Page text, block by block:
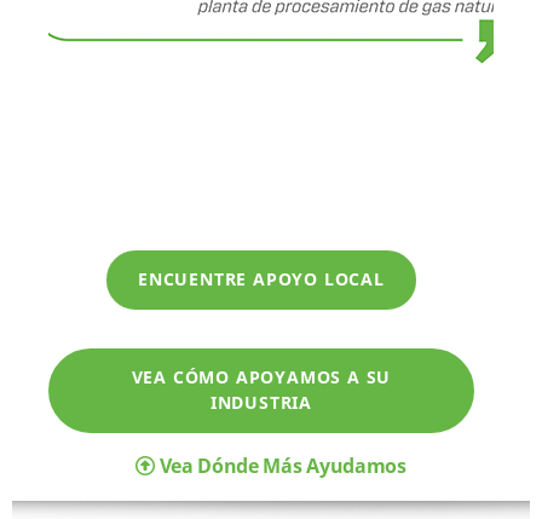
ENCUENTRE APOYO LOCAL
VEA CÓMO APOYAMOS A SU
INDUSTRIA
Vea Dónde Más Ayudamos